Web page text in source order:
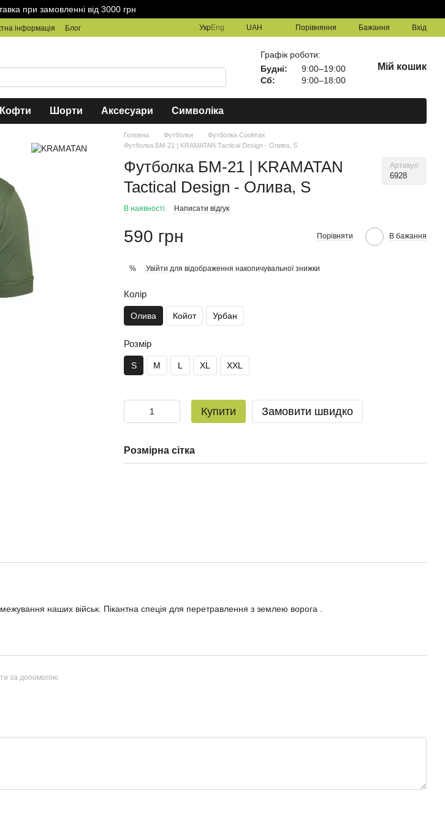
при замовленні від 3000 грн
інформація Блог УкрEng UAH Порівняння Бажання Вхід
Графік роботи:
Будні:
9:00–19:00
Сб:
9:00–18:00
Мій кошик
Кофти Шорти Аксесуари Символіка
Головна Футболки
Футболка Coolmax
Футболка БМ-21 | KRAMATAN Tactical Design - Олива, S
Футболка БМ-21 | KRAMATAN
Tactical Design - Олива, S
Артикул
6928
В наявності Написати відгук
590 грн Порівняти В бажання
% Увійти для відображення накопичувальної знижки
Колір
Олива Койот Урбан
Розмір
S M L XL XXL
Купити Замовити швидко
Розмірна сітка
наших військ. Пікантна спеція для перетравлення з землею ворога .
за допомогою